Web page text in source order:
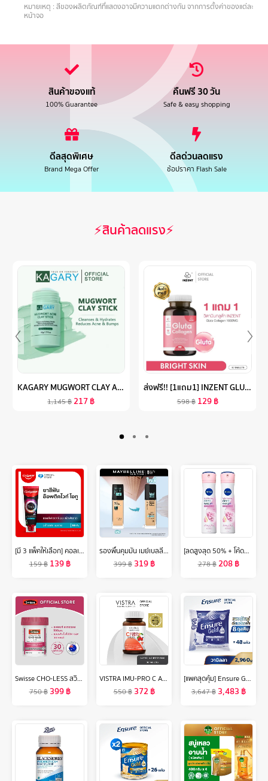
หมายเหตุ : สีของผลิตภัณฑ์ที่แสดงอาจมีความแตกต่างกัน จากการตั้งค่าของแต่ละ
หน้าจอ
สินค้าของแท้
100% Guarantee
คืนฟรี 30 วัน
Safe & easy shopping
ดีลสุดพิเศษ
Brand Mega Offer
ดีลด่วนลดแรง
ช้อปราคา Flash Sale
⚡สินค้าลดแรง⚡
KAGARY MUGWORT CLAY ACNE MASK CLAY MUSK 50G มาร์คโคลน มาร์คหน้าเขียว ลดรอยแดง มาสก์โคลน มาร์คหน้า
1,145฿217฿
ส่งฟรี!! [1แถม1] INZENT GLUTA COLLAGEN 1000MG (30 เม็ด) แอล กลูต้า พลัส คอลลาเจน สูตรเข้มข้น 1,000 MG ผิวสว่าง ใส บำรุงสุขภาพดีจากภายใน วิตามินกลูต้า
598฿ 129฿
[มี 3 แพ็คให้เลือก] คอลเกต ยาสีฟัน อ๊อพติค ไวท์ โอทู 85 กรัม (อะโรมาติค / พีช ออสแมนตัส) Colgate Optic White O2 85g. (Aromantic / Peach Osmanthus) (ยาสีฟันฟันขาว, Whitening)
159฿ 139฿
รองพื้นคุมมัน เมย์เบลลีน ฟิต มี แมท แอนด์ พอร์เลส 30 มล.MAYBELLINE FIT ME MATTE AND PORELESS LIQUID FOUNDATION 30 ML.(เครื่องสำอาง,รองพื้น,ครีมรองพื้น,เนื้อแมท)
399฿ 319฿
[ลดสูงสุด 50% + โค้ดลดเพิ่ม 20%]นีเวีย ดีโอ สเปรย์ ฮอกไกโด โรส สำหรับผู้หญิง 150 มล. 2 ชิ้น NIVEA
278฿208฿
Swisse CHO-LESS สวิสเซ โค-เลส
750฿ 399฿
VISTRA IMU-PRO C Acerola Cherry 2000 Plus (Bot-30 Tabs) - วิสทร้า ไอมู-โปร ซี อะเซโรลา เชอร์รี่ 2000 พลัส (30 เม็ด)
550฿ 372฿
[แพคสุดคุ้ม] Ensure Gold เอนชัวร์ โกลด์ กลิ่นวานิลลา แบบถุงเติม 2,960g Ensure Gold Vanilla Sachet 2,960g
3,647฿ 3,483 ฿